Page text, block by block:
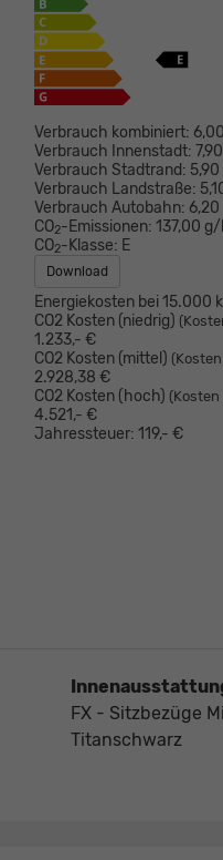
Verbrauch kombiniert:
Verbrauch Innenstadt:
Verbrauch Stadtrand:
Verbrauch Landstraße:
Verbrauch Autobahn:
CO2-Emissionen: 137,00
CO2-Klasse: E
Download
Energiekosten bei 15.000
CO2 Kosten (niedrig)
1.233,- €
CO2 Kosten (mittel)
2.928,38 €
CO2 Kosten (hoch)
4.521,- €
Jahressteuer: 119,- €
FX - Sitzbezüge
Titanschwarz